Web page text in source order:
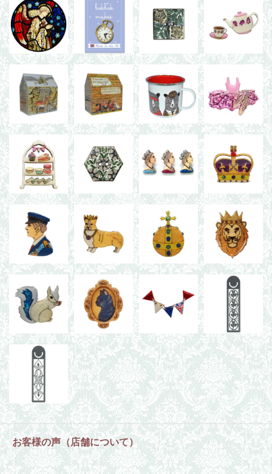
お客様の声（店舗について）